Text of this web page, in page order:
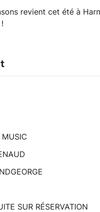
revient cet été à
SUR RÉSERVATION